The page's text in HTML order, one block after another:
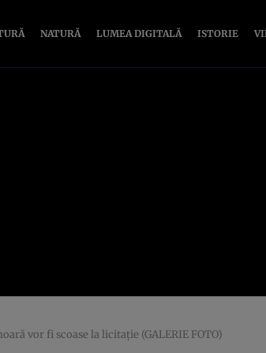
NATURĂ LUMEA DIGITALĂ ISTORIE
vor fi scoase la licitaţie (GALERIE FOTO)